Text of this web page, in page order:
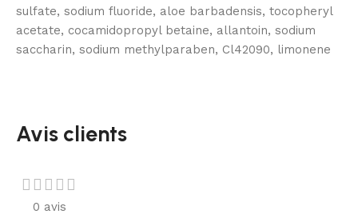
sulfate, sodium fluoride, aloe barbadensis, tocopheryl
acetate, cocamidopropyl betaine, allantoin, sodium
saccharin, sodium methylparaben, Cl42090, limonene
Avis clients
0 avis